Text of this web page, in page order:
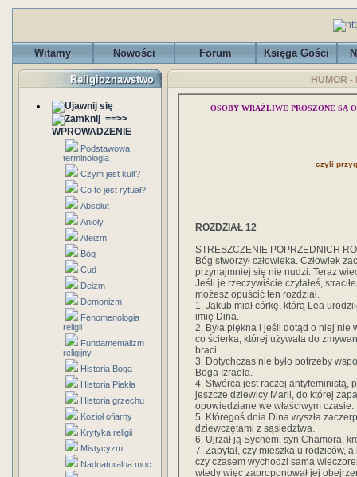
Witamy Nowości Forum Księga Gości
Religioznawstwo
==>>
WPROWADZENIE
Podstawowa
terminologia
Czym jest kult?
Co to jest rytuał?
Absolut
Anioły
Ateizm
Bóg
Cud
Deizm
Demonizm
Fenomenologia
religii
Fundamentalizm
religijny
Historia Boga
Historia Piekła
Historia grzechu
Kozioł ofiarny
Krytyka religii
Mistycyzm
Nadnaturalna moc
HUMOR
OSOBY WRAŻLIWE PROSZONE SĄ
czyli
ROZDZIAŁ 12
STRESZCZENIE POPRZEDNICH
Bóg stworzył człowieka. Człowiek
przynajmniej się nie nudzi. Teraz
Jeśli je rzeczywiście czytałeś,
możesz opuścić ten rozdział.
1. Jakub miał córkę, którą Lea
imię Dina.
2. Była piękna i jeśli dotąd o niej nie
co ścierka, której używała do
braci.
3. Dotychczas nie było potrzeby
Boga Izraela.
4. Stwórca jest raczej antyfeministą,
jeszcze dziewicy Marii, do której
opowiedziane we właściwym czasie.
5. Któregoś dnia Dina wyszła
dziewczętami z sąsiedztwa.
6. Ujrzał ją Sychem, syn Chamora,
7. Zapytał, czy mieszka u rodziców,
czy czasem wychodzi sama
wtedy więc zaproponował jej